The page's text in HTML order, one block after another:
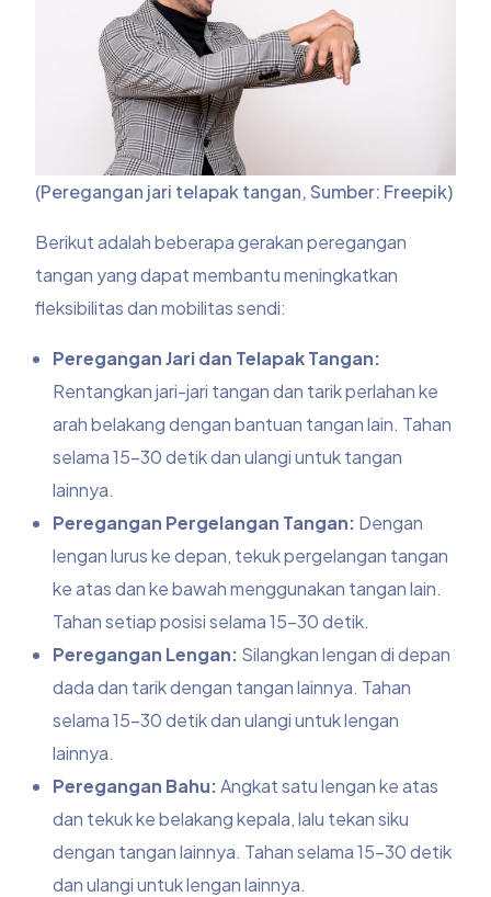
(Peregangan jari telapak tangan, Sumber: Freepik)
Berikut adalah beberapa gerakan peregangan
tangan yang dapat membantu meningkatkan
fleksibilitas dan mobilitas sendi:
Peregangan Jari dan Telapak Tangan:
Rentangkan jari-jari tangan dan tarik perlahan ke
arah belakang dengan bantuan tangan lain. Tahan
selama 15-30 detik dan ulangi untuk tangan
lainnya.
Peregangan Pergelangan Tangan: Dengan
lengan lurus ke depan, tekuk pergelangan tangan
ke atas dan ke bawah menggunakan tangan lain.
Tahan setiap posisi selama 15-30 detik.
Peregangan Lengan: Silangkan lengan di depan
dada dan tarik dengan tangan lainnya. Tahan
selama 15-30 detik dan ulangi untuk lengan
lainnya.
Peregangan Bahu:Angkat satu lengan ke atas
dan tekuk ke belakang kepala, lalu tekan siku
dengan tangan lainnya. Tahan selama 15-30 detik
dan ulangi untuk lengan lainnya.